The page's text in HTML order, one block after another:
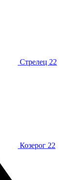
Стрелец 22
Козерог 22